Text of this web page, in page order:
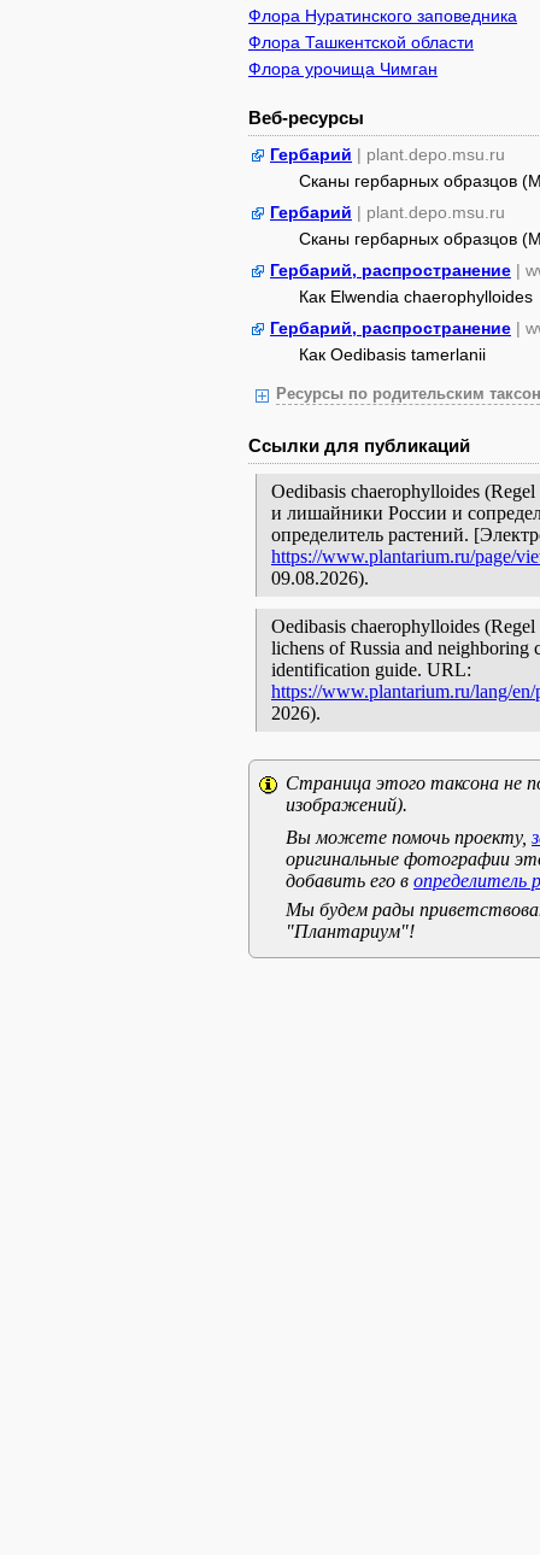
Флора Нуратинского заповедника
Флора Ташкентской области
Флора урочища Чимган
Веб-ресурсы
Гербарий | plant.depo.msu.ru
Сканы гербарных образцов
Гербарий | plant.depo.msu.ru
Сканы гербарных образцов
Гербарий, распространение |
Как Elwendia chaerophylloides
Гербарий, распространение |
Как Oedibasis tamerlanii
Ресурсы по родительским
Ссылки для публикаций
Oedibasis chaerophylloides
и лишайники России и
определитель растений.
https://www.plantarium.ru/page/
09.08.2026).
Oedibasis chaerophylloides
lichens of Russia and neighboring
identification guide. URL:
https://www.plantarium.ru/lang/
2026).
Страница этого таксона не
изображений).
Вы можете помочь проекту,
оригинальные фотографии
добавить его в определитель
Мы будем рады
"Плантариум"!